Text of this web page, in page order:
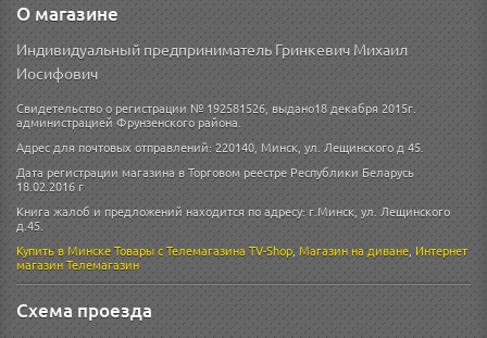
О магазине
Индивидуальный предприниматель Гринкевич Михаил
Иосифович
Свидетельство о регистрации № 192581526, выдано18 декабря 2015г.
администрацией Фрунзенского района.
Адрес для почтовых отправлений: 220140, Минск, ул. Лещинского д 45.
Дата регистрации магазина в Торговом реестре Республики Беларусь
18.02.2016 г
Книга жалоб и предложений находится по адресу: г.Минск, ул. Лещинского
д.45.
Купить в МинскеТовары с Телемагазина TV-Shop,Магазин на диване,Интернет
магазинТелемагазин
Схема проезда